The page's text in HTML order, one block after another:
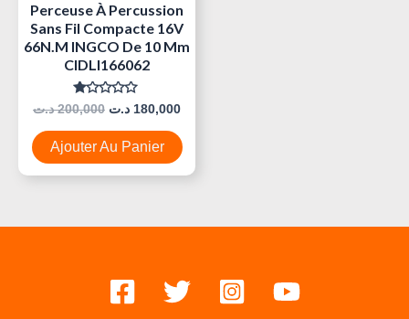
Perceuse À Percussion
Sans Fil Compacte 16V
66N.m INGCO De 10 Mm
CIDLI166062
Note
0
Sur
5
200,000 د.ت 180,000 د.ت
Ajouter Au Panier